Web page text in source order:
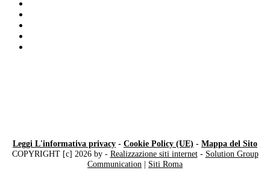
Leggi L'informativa privacy - Cookie Policy (UE) - Mappa del Sito
COPYRIGHT [c] 2026 by - Realizzazione siti internet- Solution Group
Communication | Siti Roma